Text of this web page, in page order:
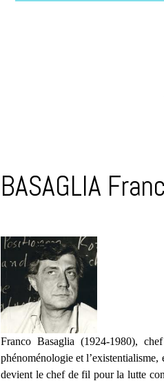
BASAGLIA
Franco Basaglia (1924-1980),
phénoménologie et
devient le chef de fil pour la lutte